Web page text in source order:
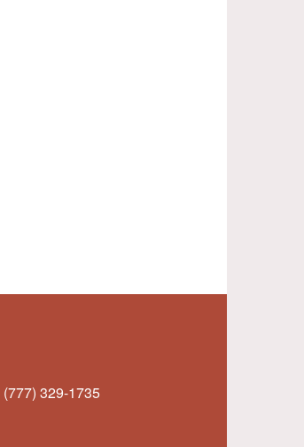
(777) 329-1735